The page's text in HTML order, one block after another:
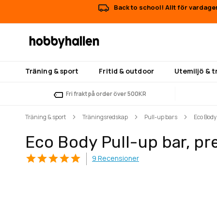
Back to school! Allt för
Träning & sport Fritid & outdoor Utemiljö &
Fri frakt på order över 500KR
Träning & sport Träningsredskap Pull-up bars Eco
Eco Body Pull-up bar,
9 Recensioner